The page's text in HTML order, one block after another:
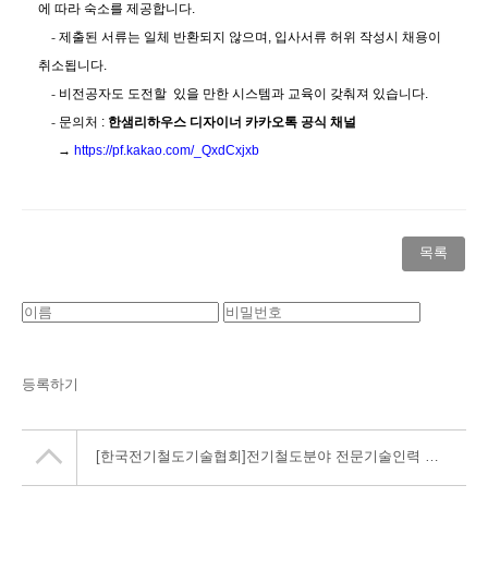
에 따라 숙소를 제공합니다.
- 제출된 서류는 일체 반환되지 않으며 , 입사서류 허위 작성시 채용이
취소됩니다.
- 비전공자도 도전할 있을 만한 시스템과 교육이 갖춰져 있습니다.
- 문의처 : 한샘리하우스 디자이너 카카오톡 공식 채널
→ https://pf.kakao.com/_QxdCxjxb
목록
등록하기
[한국전기철도기술협회]전기철도분야 전문기술인력 양성과정 연수생 모집(~4/1(금))(채용연계)